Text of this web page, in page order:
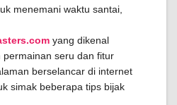
menemani waktu santai,
yang dikenal
seru dan fitur
berselancar di internet
simak beberapa tips bijak